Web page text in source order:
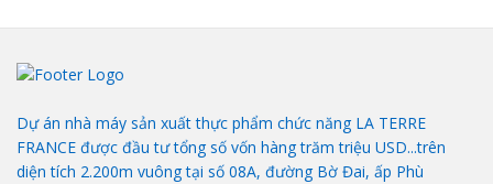
Dự án nhà máy sản xuất thực phẩm chức năng LA TERRE
FRANCE được đầu tư tổng số vốn hàng trăm triệu USD...trên
diện tích 2.200m vuông tại số 08A, đường Bờ Đai, ấp Phù